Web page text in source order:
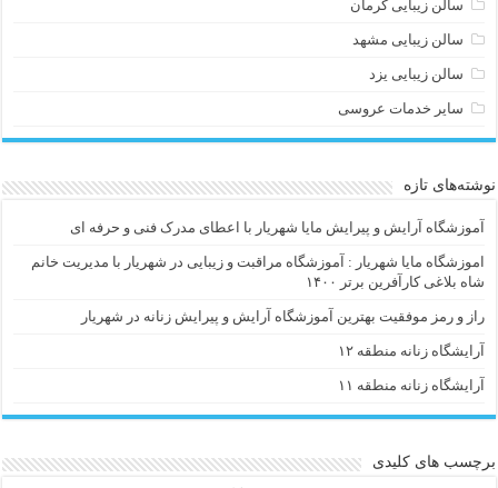
سالن زیبایی کرمان
سالن زیبایی مشهد
سالن زیبایی یزد
سایر خدمات عروسی
نوشته‌های تازه
آموزشگاه آرایش و پیرایش مایا شهریار با اعطای مدرک فنی و حرفه ای
اموزشگاه مایا شهریار : آموزشگاه مراقبت و زیبایی در شهریار با مدیریت خانم
شاه بلاغی کارآفرین برتر ۱۴۰۰
راز و رمز موفقیت بهترین آموزشگاه آرایش و پیرایش زنانه در شهریار
آرایشگاه زنانه منطقه ۱۲
آرایشگاه زنانه منطقه ۱۱
برچسب های کلیدی